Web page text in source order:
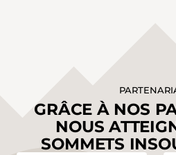
GRÂCE À NOS
NOUS
SOMMETS